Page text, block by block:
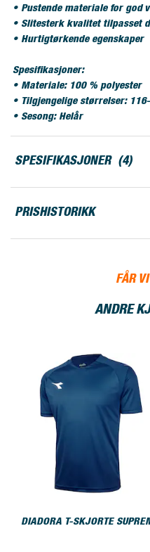
• Pustende materiale for god
• Slitesterk kvalitet tilpasset
• Hurtigtørkende egenskaper
Spesifikasjoner:
• Materiale: 100 % polyester
• Tilgjengelige størrelser:
• Sesong: Helår
SPESIFIKASJONER 4
PRISHISTORIKK
FÅR
ANDRE
DIADORA T-SKJORTE